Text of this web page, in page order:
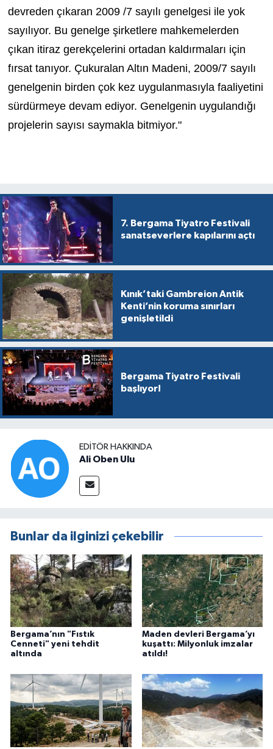
devreden çıkaran 2009 /7 sayılı genelgesi ile yok
sayılıyor. Bu genelge şirketlere mahkemelerden
çıkan itiraz gerekçelerini ortadan kaldırmaları için
fırsat tanıyor. Çukuralan Altın Madeni, 2009/7 sayılı
genelgenin birden çok kez uygulanmasıyla faaliyetini
sürdürmeye devam ediyor. Genelgenin uygulandığı
projelerin sayısı saymakla bitmiyor."
7. Bergama Tiyatro Festivali
sanatseverlere kapılarını açtı
Kınık’taki Gambreion Antik
Kenti’nin koruma sınırları
genişletildi
Bergama Tiyatro Festivali
başlıyor!
EDITÖR HAKKINDA
Ali Oben Ulu
Bunlar da ilginizi çekebilir
Bergama’nın "Fıstık
Cenneti" yeni tehdit
altında
Maden devleri Bergama’yı
kuşattı: Milyonluk imzalar
atıldı!